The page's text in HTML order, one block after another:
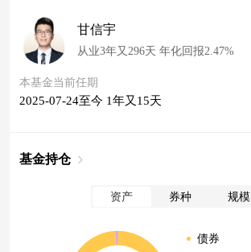
甘信宇
从业3年又296天 年化回报2.47%
本基金当前任期
2025-07-24至今 1年又15天
基金持仓
资产 券种 规模
债券